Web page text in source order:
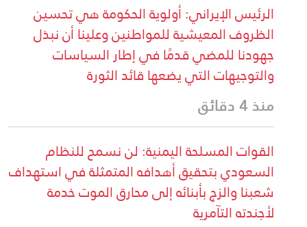
الرئيس الإيراني: أولوية الحكومة هي تحسين
الظروف المعيشية للمواطنين وعلينا أن نبذل
جهودنا للمضي قدمًا في إطار السياسات
والتوجيهات التي يضعها قائد الثورة
منذ 4 دقائق
القوات المسلحة اليمنية: لن نسمح للنظام
السعودي بتحقيق أهدافه المتمثلة في استهداف
شعبنا والزج بأبنائه إلى محارق الموت خدمة
لأجندته التآمرية